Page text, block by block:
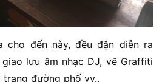
cho đến này, đều đặn diễn ra
lưu âm nhạc DJ, vẽ Graffiti
đường phố vv..